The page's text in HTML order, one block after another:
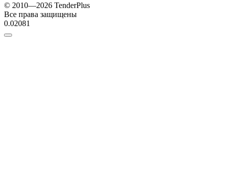
© 2010—2026 TenderPlus
Все права защищены
0.02081